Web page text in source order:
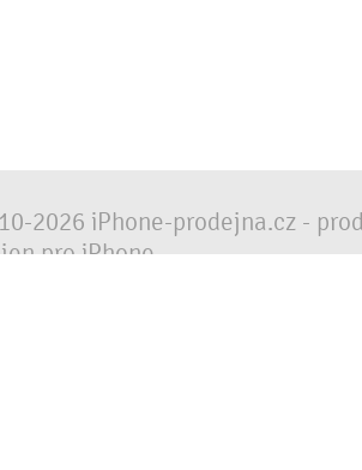
2026 iPhone-prodejna.cz -
pro iPhone